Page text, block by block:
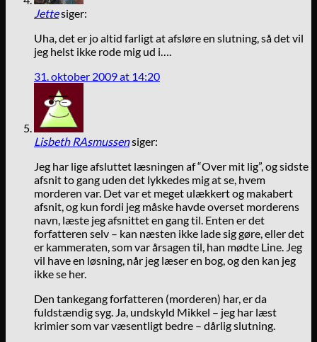
Jettesiger:
Uha, det er jo altid farligt at afsløre en slutning, så det vil
jeg helst ikke rode mig ud i….
31. oktober 2009 at 14:20
Lisbeth RAsmussensiger:
Jeg har lige afsluttet læsningen af “Over mit lig”, og sidste
afsnit to gang uden det lykkedes mig at se, hvem
morderen var. Det var et meget ulækkert og makabert
afsnit, og kun fordi jeg måske havde overset morderens
navn, læste jeg afsnittet en gang til. Enten er det
forfatteren selv – kan næsten ikke lade sig gøre, eller det
er kammeraten, som var årsagen til, han mødte Line. Jeg
vil have en løsning, når jeg læser en bog, og den kan jeg
ikke se her.
Den tankegang forfatteren (morderen) har, er da
fuldstændig syg. Ja, undskyld Mikkel – jeg har læst
krimier som var væsentligt bedre – dårlig slutning.